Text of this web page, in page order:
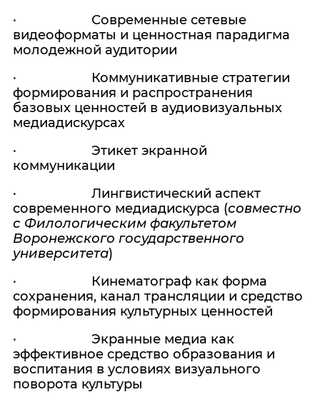
· Современные сетевые
видеоформаты и ценностная парадигма
молодежной аудитории
· Коммуникативные стратегии
формирования и распространения
базовых ценностей в аудиовизуальных
медиадискурсах
· Этикет экранной
коммуникации
· Лингвистический аспект
современного медиадискурса (совместно
с Филологическим факультетом
Воронежского государственного
университета)
· Кинематограф как форма
сохранения, канал трансляции и средство
формирования культурных ценностей
· Экранные медиа как
эффективное средство образования и
воспитания в условиях визуального
поворота культуры